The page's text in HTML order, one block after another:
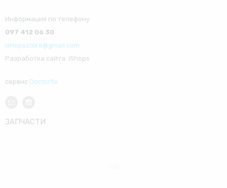
Информация по телефону
097 412 06 30
ishopsstore@gmail.com
Разработка сайта: iShops
сервис Doctorfix
ЗАПЧАСТИ